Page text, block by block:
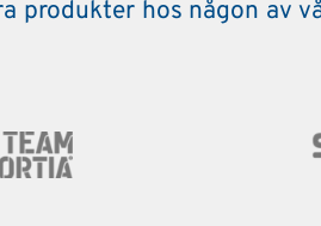
produkter hos någon av